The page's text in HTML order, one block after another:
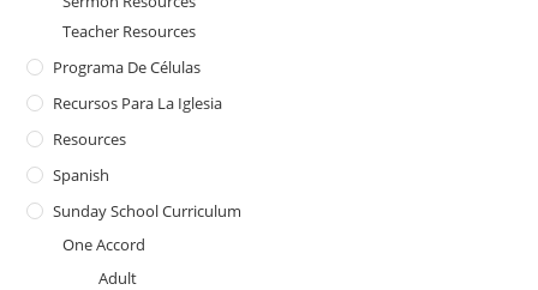
Teacher Resources
Programa De Células
Recursos Para La Iglesia
Resources
Spanish
Sunday School Curriculum
One Accord
Adult